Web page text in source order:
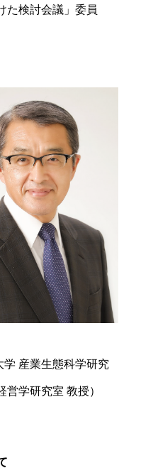
た検討会議」委員
学 産業生態科学研究
営学研究室 教授）